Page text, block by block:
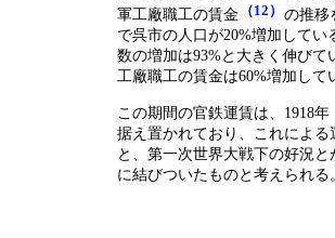
軍工廠職工の賃金 （12） の推
で呉市の人口が20%増加してい
数の増加は93%と大きく伸び
工廠職工の賃金は60%増加して
この期間の官鉄運賃は、1918
据え置かれており、これによる
と、第一次世界大戦下の好況
に結びついたものと考えられる。